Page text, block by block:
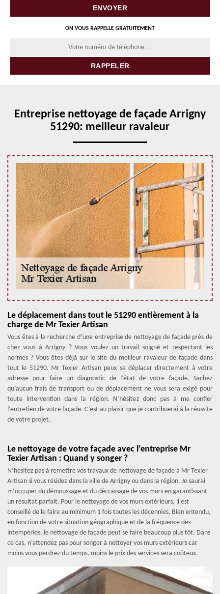
ON VOUS RAPPELLE GRATUITEMENT
Entreprise nettoyage de façade Arrigny
51290: meilleur ravaleur
Le déplacement dans tout le 51290 entièrement à la
charge de Mr Texier Artisan
Vous êtes à la recherche d’une entreprise de nettoyage de façade près de
chez vous à Arrigny ? Vous voulez un travail soigné et respectant les
normes ? Vous êtes déjà sur le site du meilleur ravaleur de façade dans
tout le 51290. Mr Texier Artisan peux se déplacer directement à votre
adresse pour faire un diagnostic de l’état de votre façade. Sachez
qu’aucun frais de transport ou de déplacement ne vous sera exigé pour
toute intervention dans la région. N’hésitez donc pas à me confier
l’entretien de votre façade. C’est au plaisir que je contribuerai à la réussite
de votre projet.
Le nettoyage de votre façade avec l’entreprise Mr
Texier Artisan : Quand y songer ?
N’hésitez pas à remettre vos travaux de nettoyage de façade à Mr Texier
Artisan si vous résidez dans la ville de Arrigny ou dans la région. Je saurai
m‘occuper du démoussage et du décrassage de vos murs en garantissant
un résultat parfait. Pour le nettoyage de vos murs extérieurs, il est
conseillé de le faire au minimum 1 fois toutes les décennies. Bien entendu,
en fonction de votre situation géographique et de la fréquence des
intempéries, le nettoyage de façade peut se faire beaucoup plus tôt. Dans
ce cas, n’attendez pas pour songer à nettoyer vos murs extérieurs car
moins vous perdrez du temps, moins le prix des services sera coûteux.